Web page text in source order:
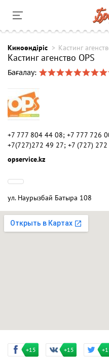
Киноөндіріс Кастинг
Кастинг агенство OPS
Бағалау:
+7 777 804 44 08; +7 777 726
+7(727)272 49 27; +7 (727)
opservice.kz
ул. Наурызбай Батыра 108
+15 +15